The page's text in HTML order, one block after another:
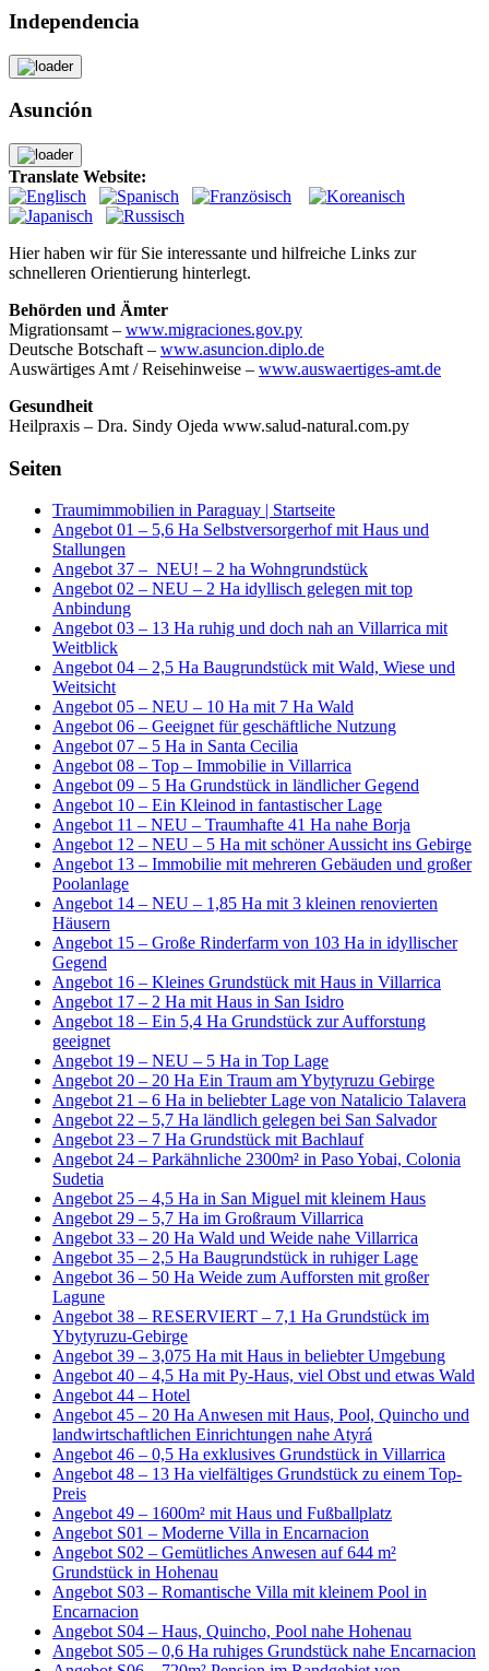
Independencia
Asunción
Translate Website:
Hier haben wir für Sie interessante und hilfreiche Links zur
schnelleren Orientierung hinterlegt.
Behörden und Ämter
Migrationsamt – www.migraciones.gov.py
Deutsche Botschaft – www.asuncion.diplo.de
Auswärtiges Amt / Reisehinweise – www.auswaertiges-amt.de
Gesundheit
Heilpraxis – Dra. Sindy Ojeda www.salud-natural.com.py
Seiten
Traumimmobilien in Paraguay | Startseite
Angebot 01 – 5,6 Ha Selbstversorgerhof mit Haus und
Stallungen
Angebot 37 – NEU! – 2 ha Wohngrundstück
Angebot 02 – NEU – 2 Ha idyllisch gelegen mit top
Anbindung
Angebot 03 – 13 Ha ruhig und doch nah an Villarrica mit
Weitblick
Angebot 04 – 2,5 Ha Baugrundstück mit Wald, Wiese und
Weitsicht
Angebot 05 – NEU – 10 Ha mit 7 Ha Wald
Angebot 06 – Geeignet für geschäftliche Nutzung
Angebot 07 – 5 Ha in Santa Cecilia
Angebot 08 – Top – Immobilie in Villarrica
Angebot 09 – 5 Ha Grundstück in ländlicher Gegend
Angebot 10 – Ein Kleinod in fantastischer Lage
Angebot 11 – NEU – Traumhafte 41 Ha nahe Borja
Angebot 12 – NEU – 5 Ha mit schöner Aussicht ins Gebirge
Angebot 13 – Immobilie mit mehreren Gebäuden und großer
Poolanlage
Angebot 14 – NEU – 1,85 Ha mit 3 kleinen renovierten
Häusern
Angebot 15 – Große Rinderfarm von 103 Ha in idyllischer
Gegend
Angebot 16 – Kleines Grundstück mit Haus in Villarrica
Angebot 17 – 2 Ha mit Haus in San Isidro
Angebot 18 – Ein 5,4 Ha Grundstück zur Aufforstung
geeignet
Angebot 19 – NEU – 5 Ha in Top Lage
Angebot 20 – 20 Ha Ein Traum am Ybytyruzu Gebirge
Angebot 21 – 6 Ha in beliebter Lage von Natalicio Talavera
Angebot 22 – 5,7 Ha ländlich gelegen bei San Salvador
Angebot 23 – 7 Ha Grundstück mit Bachlauf
Angebot 24 – Parkähnliche 2300m² in Paso Yobai, Colonia
Sudetia
Angebot 25 – 4,5 Ha in San Miguel mit kleinem Haus
Angebot 29 – 5,7 Ha im Großraum Villarrica
Angebot 33 – 20 Ha Wald und Weide nahe Villarrica
Angebot 35 – 2,5 Ha Baugrundstück in ruhiger Lage
Angebot 36 – 50 Ha Weide zum Aufforsten mit großer
Lagune
Angebot 38 – RESERVIERT – 7,1 Ha Grundstück im
Ybytyruzu-Gebirge
Angebot 39 – 3,075 Ha mit Haus in beliebter Umgebung
Angebot 40 – 4,5 Ha mit Py-Haus, viel Obst und etwas Wald
Angebot 44 – Hotel
Angebot 45 – 20 Ha Anwesen mit Haus, Pool, Quincho und
landwirtschaftlichen Einrichtungen nahe Atyrá
Angebot 46 – 0,5 Ha exklusives Grundstück in Villarrica
Angebot 48 – 13 Ha vielfältiges Grundstück zu einem Top-
Preis
Angebot 49 – 1600m² mit Haus und Fußballplatz
Angebot S01 – Moderne Villa in Encarnacion
Angebot S02 – Gemütliches Anwesen auf 644 m²
Grundstück in Hohenau
Angebot S03 – Romantische Villa mit kleinem Pool in
Encarnacion
Angebot S04 – Haus, Quincho, Pool nahe Hohenau
Angebot S05 – 0,6 Ha ruhiges Grundstück nahe Encarnacion